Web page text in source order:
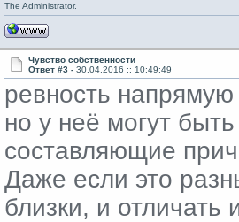
The Administrator.
Чувство собственности
Ответ #3 -30.04.2016 :: 10:49:49
ревность напрямую
но у неё могут
составляющие
Даже если это
близки, и отличать